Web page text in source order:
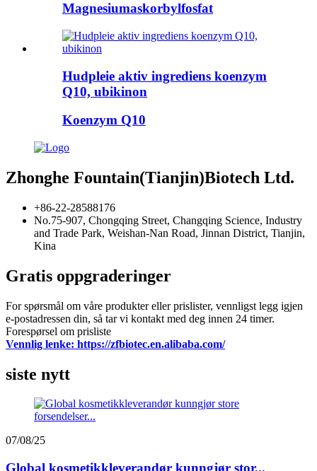
Magnesiumaskorbylfosfat
Hudpleie aktiv ingrediens koenzym
Q10, ubikinon
Koenzym Q10
Zhonghe Fountain(Tianjin)Biotech Ltd.
+86-22-28588176
No.75-907, Chongqing Street, Changqing Science, Industry
and Trade Park, Weishan-Nan Road, Jinnan District, Tianjin,
Kina
Gratis oppgraderinger
For spørsmål om våre produkter eller prislister, vennligst legg igjen
e-postadressen din, så tar vi kontakt med deg innen 24 timer.
Forespørsel om prisliste
Vennlig lenke: https://zfbiotec.en.alibaba.com/
siste nytt
07/08/25
Global kosmetikkleverandør kunngjør stor...